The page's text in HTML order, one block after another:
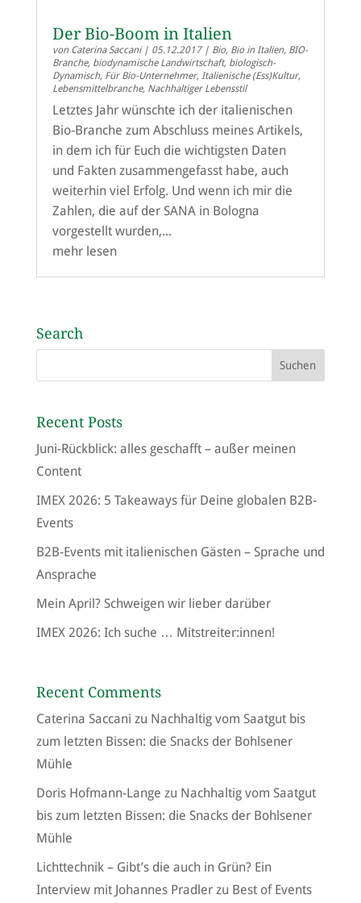
Der Bio-Boom in Italien
von Caterina Saccani| 05.12.2017| Bio, Bio in Italien, BIO-
Branche, biodynamische Landwirtschaft, biologisch-
Dynamisch, Für Bio-Unternehmer, Italienische (Ess)Kultur,
Lebensmittelbranche, Nachhaltiger Lebensstil
Letztes Jahr wünschte ich der italienischen
Bio-Branche zum Abschluss meines Artikels,
in dem ich für Euch die wichtigsten Daten
und Fakten zusammengefasst habe, auch
weiterhin viel Erfolg. Und wenn ich mir die
Zahlen, die auf der SANA in Bologna
vorgestellt wurden,...
mehr lesen
Search
Recent Posts
Juni-Rückblick: alles geschafft – außer meinen
Content
IMEX 2026: 5 Takeaways für Deine globalen B2B-
Events
B2B-Events mit italienischen Gästen – Sprache und
Ansprache
Mein April? Schweigen wir lieber darüber
IMEX 2026: Ich suche … Mitstreiter:innen!
Recent Comments
Caterina Saccani zu Nachhaltig vom Saatgut bis
zum letzten Bissen: die Snacks der Bohlsener
Mühle
Doris Hofmann-Lange zu Nachhaltig vom Saatgut
bis zum letzten Bissen: die Snacks der Bohlsener
Mühle
Lichttechnik – Gibt’s die auch in Grün? Ein
Interview mit Johannes Pradlerzu Best of Events